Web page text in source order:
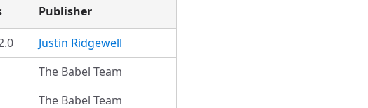
Publisher
Justin Ridgewell
The Babel Team
The Babel Team